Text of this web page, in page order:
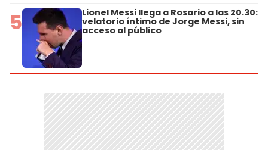
5 Lionel Messi llega a Rosario a las 20.30:
velatorio íntimo de Jorge Messi, sin
acceso al público